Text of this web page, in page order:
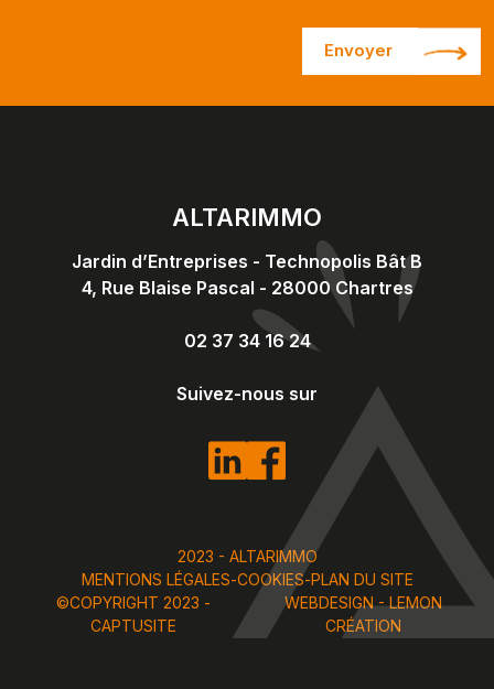
Envoyer
ALTARIMMO
Jardin d’Entreprises - Technopolis Bât B
4, Rue Blaise Pascal - 28000Chartres
02 37 34 16 24
Suivez-nous sur
2023 - ALTARIMMO
MENTIONS LÉGALES-COOKIES-PLAN DU SITE
©COPYRIGHT 2023 -
CAPTUSITE
WEBDESIGN - LEMON
CRÉATION